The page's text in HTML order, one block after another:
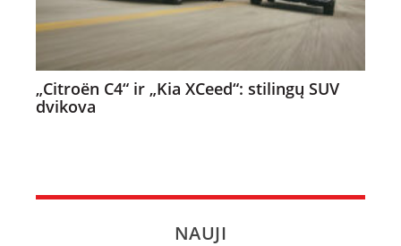
„Citroën C4“ ir „Kia XCeed“: stilingų SUV
dvikova
NAUJI